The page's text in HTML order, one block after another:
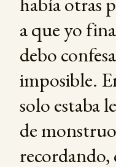
a que yo
debo
imposible.
solo estaba
de
recordando,